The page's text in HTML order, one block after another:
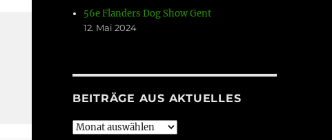
56e Flanders Dog Show Gent
12. Mai 2024
BEITRÄGE AUS AKTUELLES
Beiträge